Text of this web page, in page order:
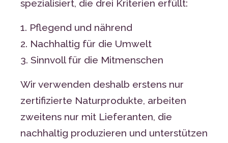
spezialisiert, die drei Kriterien erfüllt:
1. Pflegend und nährend
2. Nachhaltig für die Umwelt
3. Sinnvoll für die Mitmenschen
Wir verwenden deshalb erstens nur
zertifizierte Naturprodukte, arbeiten
zweitens nur mit Lieferanten, die
nachhaltig produzieren und unterstützen